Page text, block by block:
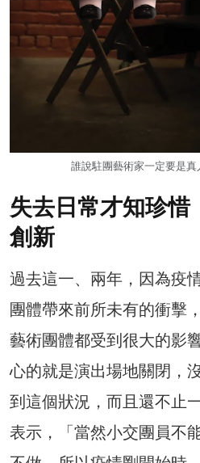
誰說駐團藝術家一定要是真
失去日常才知珍惜
創新
過去這一、兩年，因為疫
團體帶來前所未有的衝擊
藝術團體都受到很大的影
心的就是演出場地關閉，
到這個狀況，而且還不止
表示，「當然小交團員不